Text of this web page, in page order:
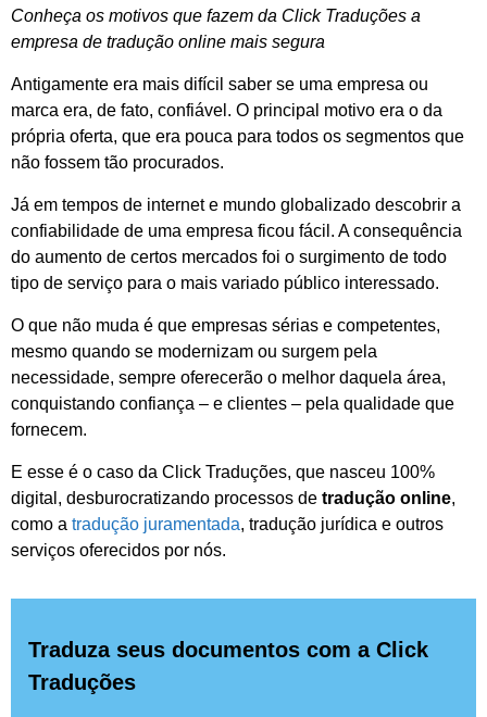
Conheça os motivos que fazem da Click Traduções a
empresa de tradução online mais segura
Antigamente era mais difícil saber se uma empresa ou
marca era, de fato, confiável. O principal motivo era o da
própria oferta, que era pouca para todos os segmentos que
não fossem tão procurados.
Já em tempos de internet e mundo globalizado descobrir a
confiabilidade de uma empresa ficou fácil. A consequência
do aumento de certos mercados foi o surgimento de todo
tipo de serviço para o mais variado público interessado.
O que não muda é que empresas sérias e competentes,
mesmo quando se modernizam ou surgem pela
necessidade, sempre oferecerão o melhor daquela área,
conquistando confiança – e clientes – pela qualidade que
fornecem.
E esse é o caso da Click Traduções, que nasceu 100%
digital, desburocratizando processos de tradução online,
como a tradução juramentada, tradução jurídica e outros
serviços oferecidos por nós.
Traduza seus documentos com a Click
Traduções